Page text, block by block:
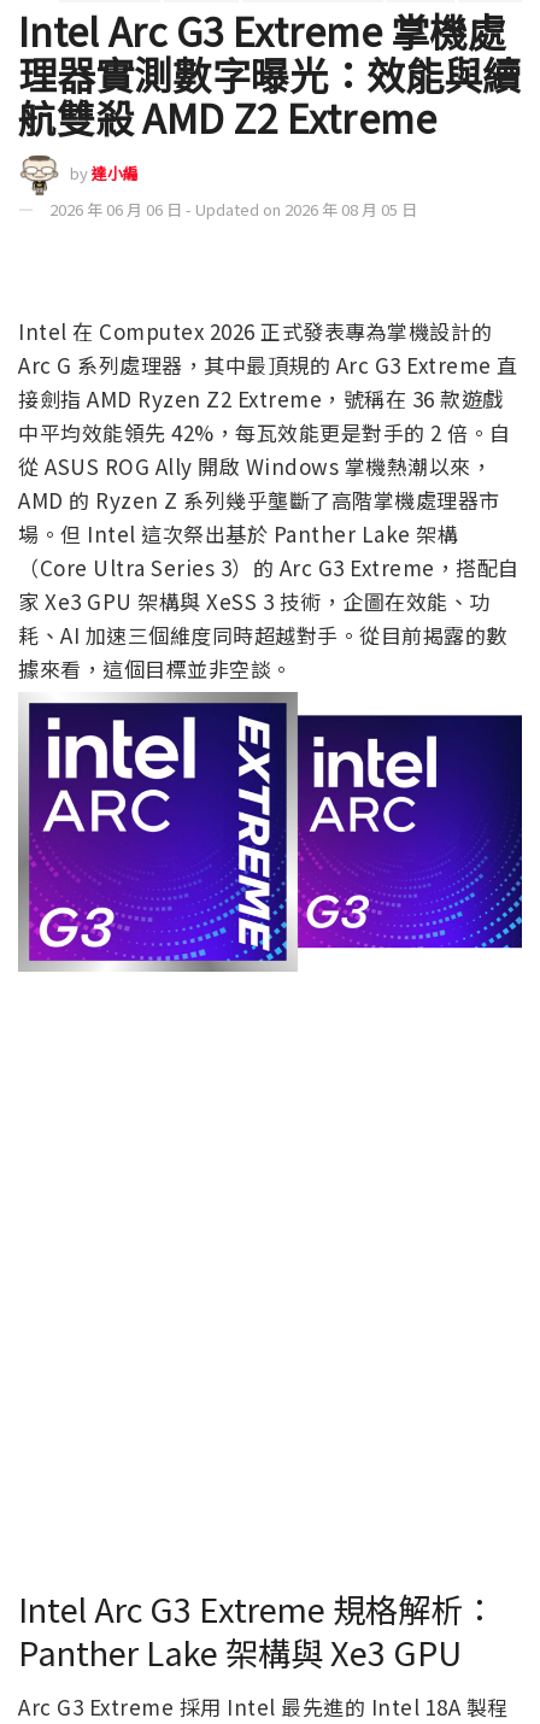
Intel Arc G3 Extreme 掌機處
理器實測數字曝光：效能與續
航雙殺 AMD Z2 Extreme
by達小編
2026 年 06 月 06 日 - Updated on 2026 年 08 月 05 日
Intel 在 Computex 2026 正式發表專為掌機設計的
Arc G 系列處理器，其中最頂規的 Arc G3 Extreme 直
接劍指 AMD Ryzen Z2 Extreme，號稱在 36 款遊戲
中平均效能領先 42%，每瓦效能更是對手的 2 倍。自
從 ASUS ROG Ally 開啟 Windows 掌機熱潮以來，
AMD 的 Ryzen Z 系列幾乎壟斷了高階掌機處理器市
場。但 Intel 這次祭出基於 Panther Lake 架構
（Core Ultra Series 3）的 Arc G3 Extreme，搭配自
家 Xe3 GPU 架構與 XeSS 3 技術，企圖在效能、功
耗、AI 加速三個維度同時超越對手。從目前揭露的數
據來看，這個目標並非空談。
Intel Arc G3 Extreme 規格解析：
Panther Lake 架構與 Xe3 GPU
Arc G3 Extreme 採用 Intel 最先進的 Intel 18A 製程